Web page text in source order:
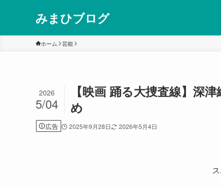
みまひブログ
ホーム 芸能
【映画 踊る大捜査線】深
め
2026
5/04
広告 2025年9月28日 2026年5月4日